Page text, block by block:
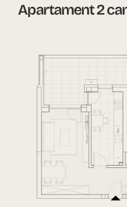
Apartament 2